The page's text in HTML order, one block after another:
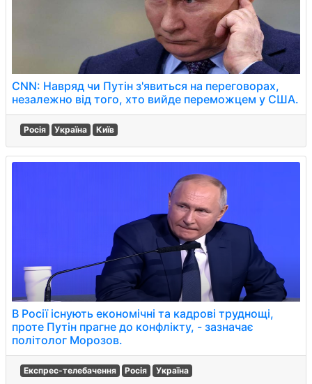
CNN: Навряд чи Путін з'явиться на переговорах,
незалежно від того, хто вийде переможцем у США.
Росія Україна Київ
В Росії існують економічні та кадрові труднощі,
проте Путін прагне до конфлікту, - зазначає
політолог Морозов.
Експрес-телебачення Росія Україна